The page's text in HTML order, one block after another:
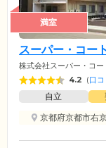
満室
スーパー・コー
株式会社スーパー・コー
4.2 (口
自立
京都府京都市右